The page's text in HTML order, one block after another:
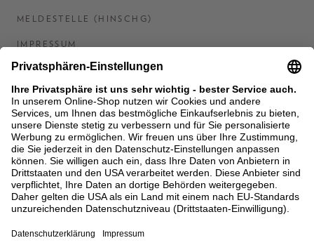
MELDESTELLE (HINSCHG)
IMPRESSUM
BARRIEREFREIHEITSERKLÄRUNG
KONTAKT
COOKIES
MEN'S WORLD: BRAUN HAMBURG
Ein Unternehmen der Unger GmbH & Co. KG
EINKAUF VON 400 € NACH RETOURE, NICHT